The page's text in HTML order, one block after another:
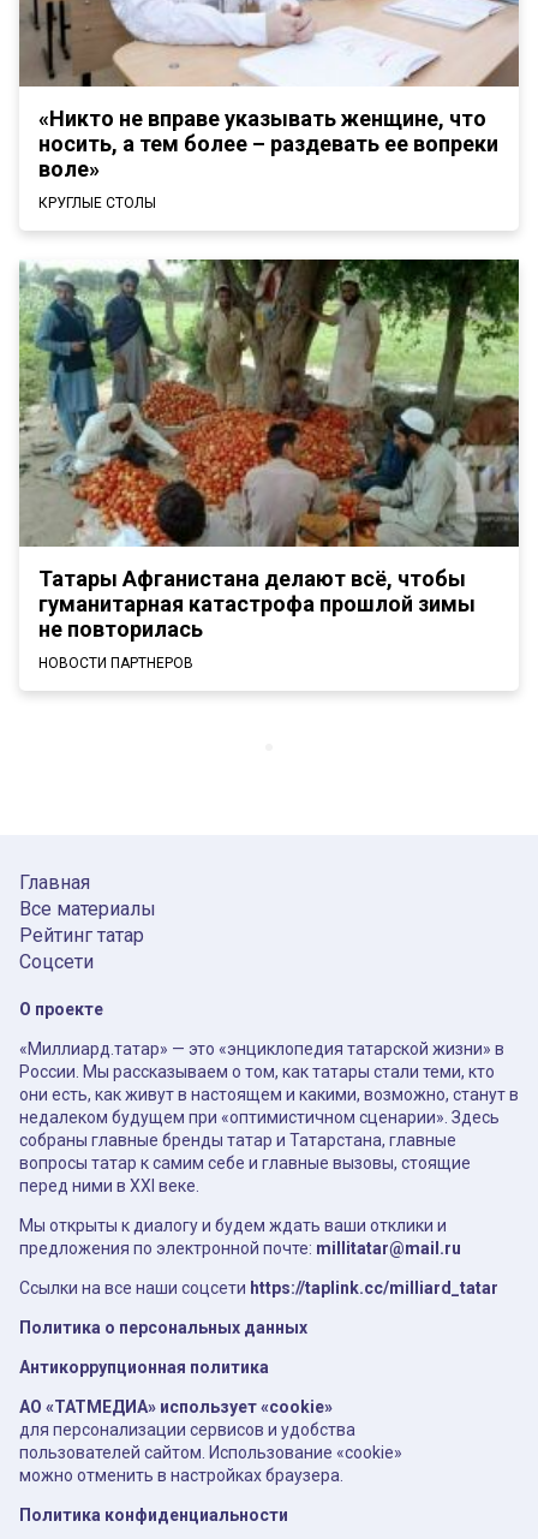
«Никто не вправе указывать женщине, что
носить, а тем более – раздевать ее вопреки
воле»
КРУГЛЫЕ СТОЛЫ
Татары Афганистана делают всё, чтобы
гуманитарная катастрофа прошлой зимы
не повторилась
НОВОСТИ ПАРТНЕРОВ
Главная
Все материалы
Рейтинг татар
Соцсети
О проекте
«Миллиард.татар» — это «энциклопедия татарской жизни» в
России. Мы рассказываем о том, как татары стали теми, кто
они есть, как живут в настоящем и какими, возможно, станут в
недалеком будущем при «оптимистичном сценарии». Здесь
собраны главные бренды татар и Татарстана, главные
вопросы татар к самим себе и главные вызовы, стоящие
перед ними в XXI веке.
Мы открыты к диалогу и будем ждать ваши отклики и
предложения по электронной почте: millitatar@mail.ru
Ссылки на все наши соцсети https://taplink.cc/milliard_tatar
Политика о персональных данных
Антикоррупционная политика
АО «ТАТМЕДИА» использует «cookie»
для персонализации сервисов и удобства
пользователей сайтом. Использование «cookie»
можно отменить в настройках браузера.
Политика конфиденциальности